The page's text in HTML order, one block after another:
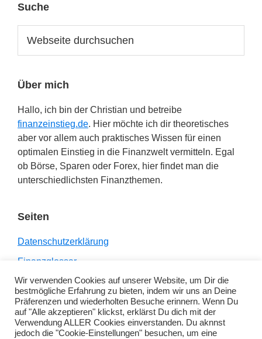
Seitenspalte
Suche
durchsuchen
Über mich
Hallo, ich bin der Christian und betreibe
finanzeinstieg.de. Hier möchte ich dir theoretisches
aber vor allem auch praktisches Wissen für einen
optimalen Einstieg in die Finanzwelt vermitteln. Egal
ob Börse, Sparen oder Forex, hier findet man die
unterschiedlichsten Finanzthemen.
Seiten
Datenschutzerklärung
Finanzglossar
Impressum
Links
Wir verwenden Cookies auf unserer Website, um Dir die
bestmögliche Erfahrung zu bieten, indem wir uns an Deine
Präferenzen und wiederholten Besuche erinnern. Wenn Du
auf "Alle akzeptieren" klickst, erklärst Du dich mit der
Verwendung ALLER Cookies einverstanden. Du aknnst
jedoch die "Cookie-Einstellungen" besuchen, um eine